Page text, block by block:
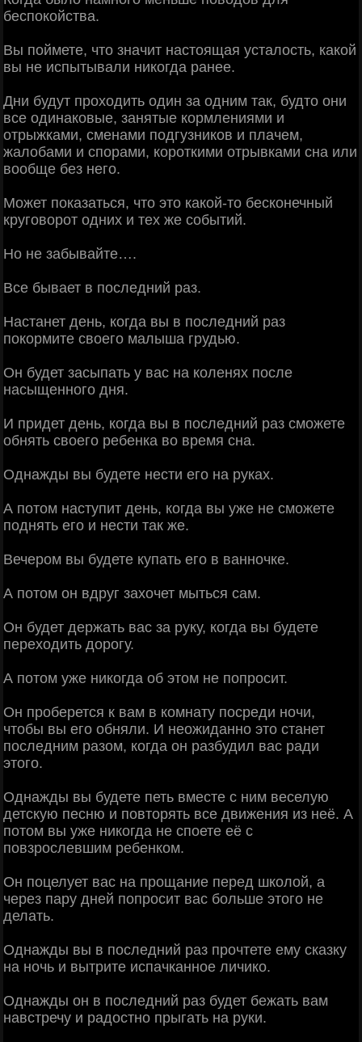
беспокойства.
Вы поймете, что значит настоящая усталость, какой
вы не испытывали никогда ранее.
Дни будут проходить один за одним так, будто они
все одинаковые, занятые кормлениями и
отрыжками, сменами подгузников и плачем,
жалобами и спорами, короткими отрывками сна или
вообще без него.
Может показаться, что это какой-то бесконечный
круговорот одних и тех же событий.
Но не забывайте….
Все бывает в последний раз.
Настанет день, когда вы в последний раз
покормите своего малыша грудью.
Он будет засыпать у вас на коленях после
насыщенного дня.
И придет день, когда вы в последний раз сможете
обнять своего ребенка во время сна.
Однажды вы будете нести его на руках.
А потом наступит день, когда вы уже не сможете
поднять его и нести так же.
Вечером вы будете купать его в ванночке.
А потом он вдруг захочет мыться сам.
Он будет держать вас за руку, когда вы будете
переходить дорогу.
А потом уже никогда об этом не попросит.
Он проберется к вам в комнату посреди ночи,
чтобы вы его обняли. И неожиданно это станет
последним разом, когда он разбудил вас ради
этого.
Однажды вы будете петь вместе с ним веселую
детскую песню и повторять все движения из неё. А
потом вы уже никогда не споете её с
повзрослевшим ребенком.
Он поцелует вас на прощание перед школой, а
через пару дней попросит вас больше этого не
делать.
Однажды вы в последний раз прочтете ему сказку
на ночь и вытрите испачканное личико.
Однажды он в последний раз будет бежать вам
навстречу и радостно прыгать на руки.